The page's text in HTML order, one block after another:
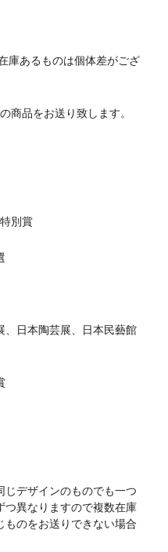
庫あるものは個体差がござ
品をお送り致します。
別賞
本陶芸展、日本民藝館
じデザインのものでも一つ
異なりますので複数在庫
のをお送りできない場合